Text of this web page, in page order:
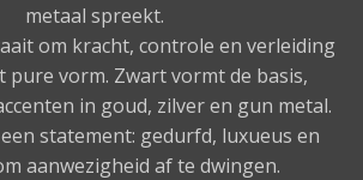
metaal spreekt.
om kracht, controle en verleiding
pure vorm. Zwart vormt de basis,
in goud, zilver en gun metal.
statement: gedurfd, luxueus en
aanwezigheid af te dwingen.